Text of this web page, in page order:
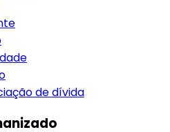
de dívida